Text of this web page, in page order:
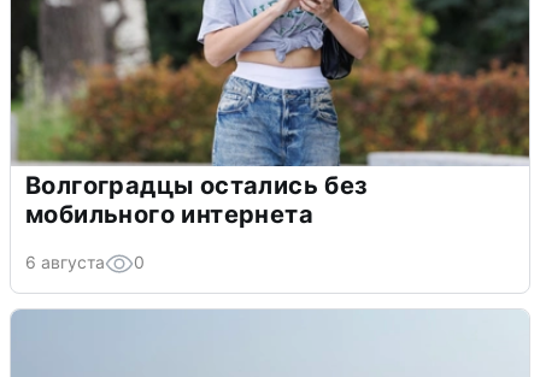
Волгоградцы остались без
мобильного интернета
6 августа 0